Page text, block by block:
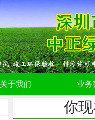
关于我们 业务
你